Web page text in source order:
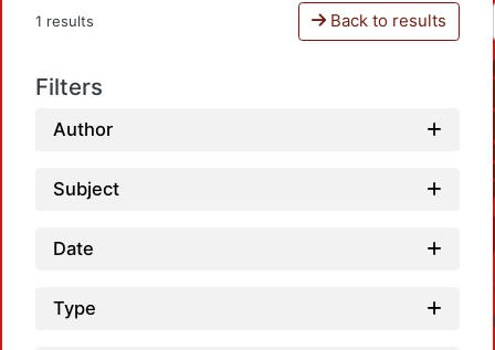
1 results Back to results
Filters
Author
Subject
Date
Type